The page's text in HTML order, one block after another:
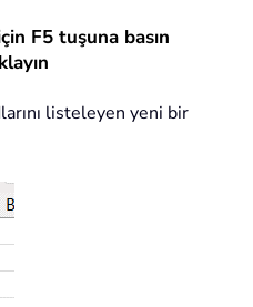
F5 tuşuna basın
listeleyen yeni bir